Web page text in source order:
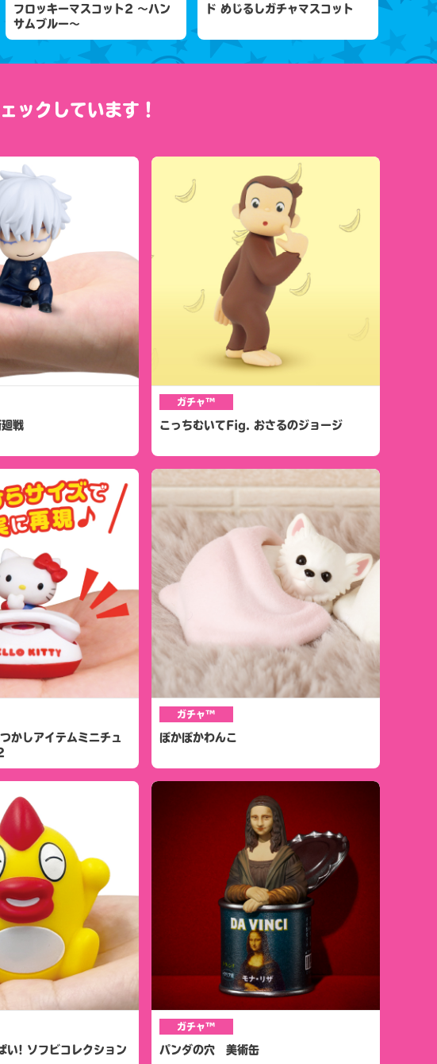
フロッキーマスコット2 ～ハン
サムブルー～
ド めじるしガチャマスコット
ックしています！
戦
ガチャ™
こっちむいてFig. おさるのジョージ
かしアイテムミニチュ
ガチャ™
ぽかぽかわんこ
い! ソフビコレクション
ガチャ™
パンダの穴 美術缶